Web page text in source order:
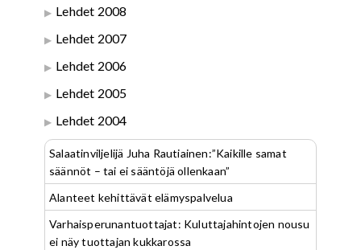
Lehdet 2008
Lehdet 2007
Lehdet 2006
Lehdet 2005
Lehdet 2004
Salaatinviljelijä Juha Rautiainen:”Kaikille samat
säännöt – tai ei sääntöjä ollenkaan”
Alanteet kehittävät elämyspalvelua
Varhaisperunantuottajat: Kuluttajahintojen nousu
ei näy tuottajan kukkarossa